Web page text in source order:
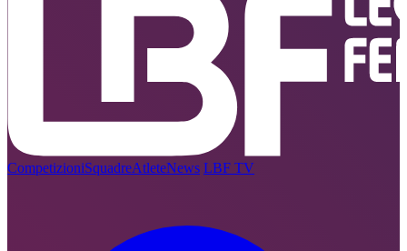
CompetizioniSquadreAtleteNews LBF TV